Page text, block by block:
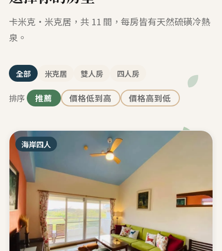
卡米克・米克居，共 11 間，每房皆有天然硫磺冷熱
泉。
全部 米克居 雙人房 四人房
排序 推薦 價格低到高 價格高到低
海岸四人